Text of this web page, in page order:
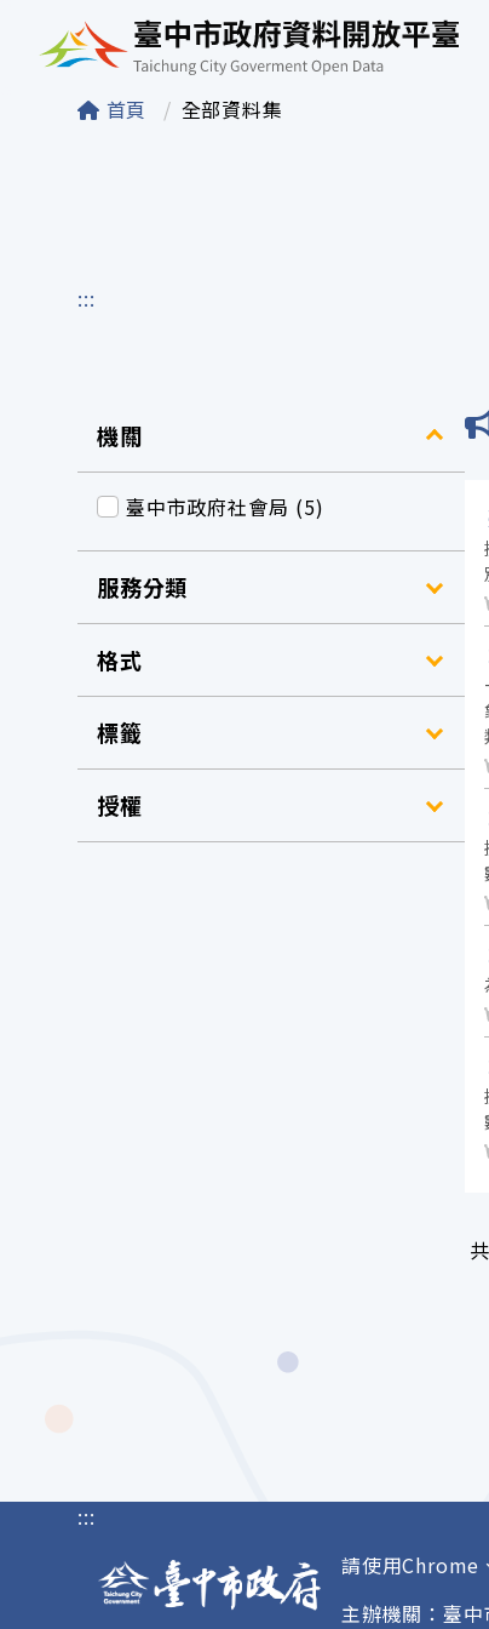
臺中市政府資料
首頁 全部資料集
:::
機關
臺中市政府社會局 (5)
服務分類
格式
標籤
授權
共
:::
請使用Chrome
主辦機關：臺中